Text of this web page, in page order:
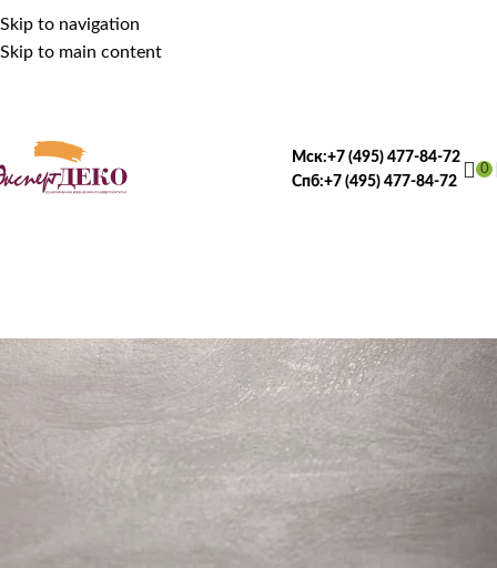
Skip to navigation
Skip to main content
Мск:+7 (495) 477-84-72
Спб:+7 (495) 477-84-72
0